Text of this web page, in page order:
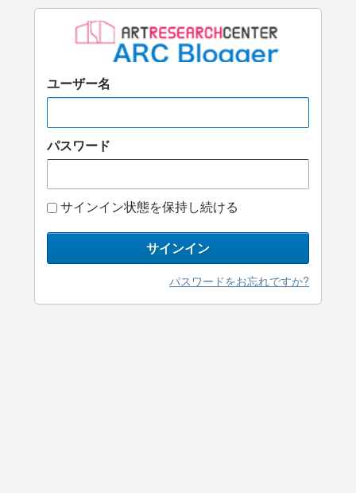
ユーザー名
パスワード
サインイン状態を保持し続ける
サインイン
パスワードをお忘れですか?